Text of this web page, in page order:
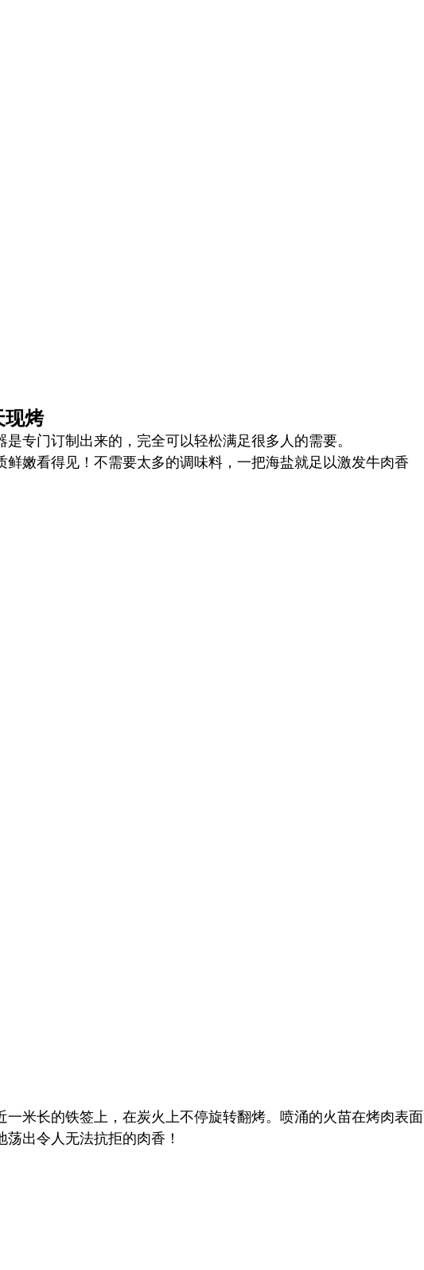
现烤
专门订制出来的，完全可以轻松满足很多人的需要。
鲜嫩看得见！不需要太多的调味料，一把海盐就足以激发牛肉香
一米长的铁签上，在炭火上不停旋转翻烤。喷涌的火苗在烤肉表面
出令人无法抗拒的肉香！